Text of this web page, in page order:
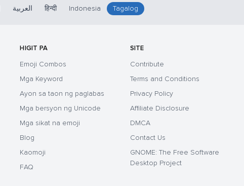
العربية हिन्दी Indonesia Tagalog
HIGIT PA
Emoji Combos
Mga Keyword
Ayon sa taon ng paglabas
Mga bersyon ng Unicode
Mga sikat na emoji
Blog
Kaomoji
FAQ
SITE
Contribute
Terms and Conditions
Privacy Policy
Affiliate Disclosure
DMCA
Contact Us
GNOME: The Free Software
Desktop Project